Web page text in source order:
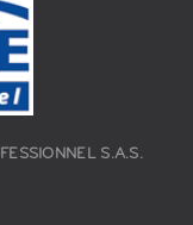
S.A.S.